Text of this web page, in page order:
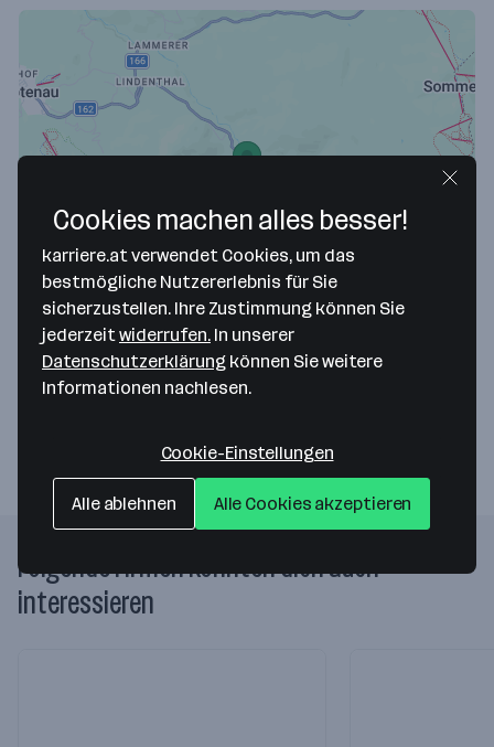
Schnitzhofer GmbH
Leitenhaus 11
5524 Annaberg— Route berechnen
Folgende Firmen könnten dich auch
interessieren
Cookies machen alles besser!
karriere.at verwendet Cookies, um das
bestmögliche Nutzererlebnis für Sie
sicherzustellen. Ihre Zustimmung können Sie
jederzeit widerrufen. In unserer
Datenschutzerklärung können Sie weitere
Informationen nachlesen.
Cookie-Einstellungen
Alle ablehnen Alle Cookies akzeptieren